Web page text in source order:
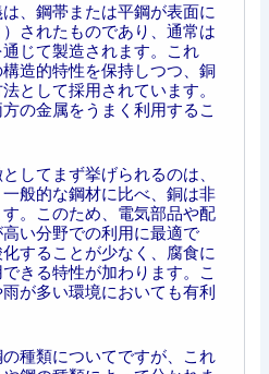
、鋼帯または平鋼が表面に
されたものであり、通常は
じて製造されます。これ
造的特性を保持しつつ、銅
として採用されています。
の金属をうまく利用するこ
してまず挙げられるのは、
般的な鋼材に比べ、銅は非
。このため、電気部品や配
い分野での利用に最適で
することが少なく、腐食に
きる特性が加わります。こ
が多い環境においても有利
種類についてですが、これ